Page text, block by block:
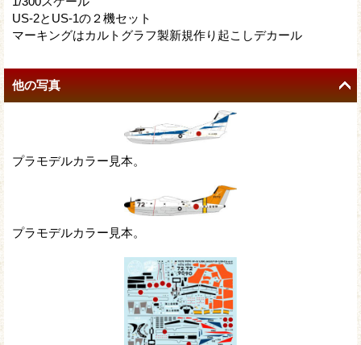
US-2とUS-1の２機セット
マーキングはカルトグラフ製新規作り起こしデカール
他の写真
プラモデルカラー見本。
プラモデルカラー見本。